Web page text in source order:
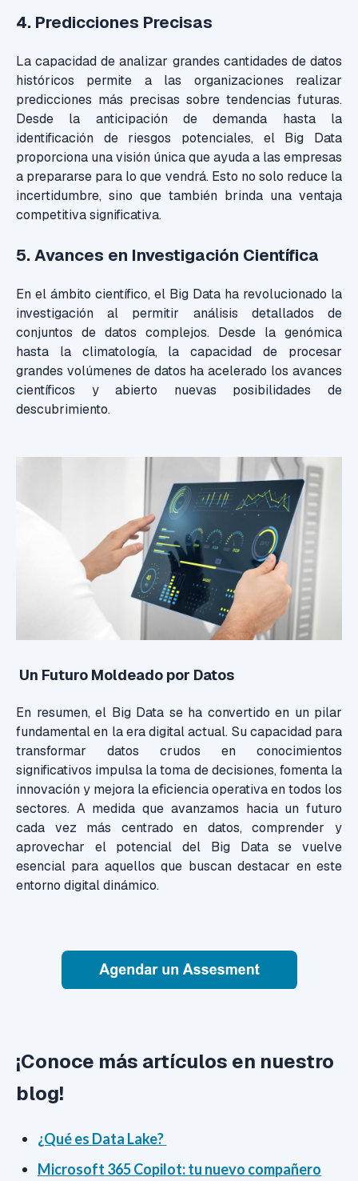
4. Predicciones Precisas
La capacidad de analizar grandes cantidades de datos
históricos permite a las organizaciones realizar
predicciones más precisas sobre tendencias futuras.
Desde la anticipación de demanda hasta la
identificación de riesgos potenciales, el Big Data
proporciona una visión única que ayuda a las empresas
a prepararse para lo que vendrá. Esto no solo reduce la
incertidumbre, sino que también brinda una ventaja
competitiva significativa.
5. Avances en Investigación Científica
En el ámbito científico, el Big Data ha revolucionado la
investigación al permitir análisis detallados de
conjuntos de datos complejos. Desde la genómica
hasta la climatología, la capacidad de procesar
grandes volúmenes de datos ha acelerado los avances
científicos y abierto nuevas posibilidades de
descubrimiento.
Un Futuro Moldeado por Datos
En resumen, el Big Data se ha convertido en un pilar
fundamental en la era digital actual. Su capacidad para
transformar datos crudos en conocimientos
significativos impulsa la toma de decisiones, fomenta la
innovación y mejora la eficiencia operativa en todos los
sectores. A medida que avanzamos hacia un futuro
cada vez más centrado en datos, comprender y
aprovechar el potencial del Big Data se vuelve
esencial para aquellos que buscan destacar en este
entorno digital dinámico.
¡Conoce más artículos en nuestro
blog!
¿Qué es Data Lake?
Microsoft 365 Copilot: tu nuevo compañero